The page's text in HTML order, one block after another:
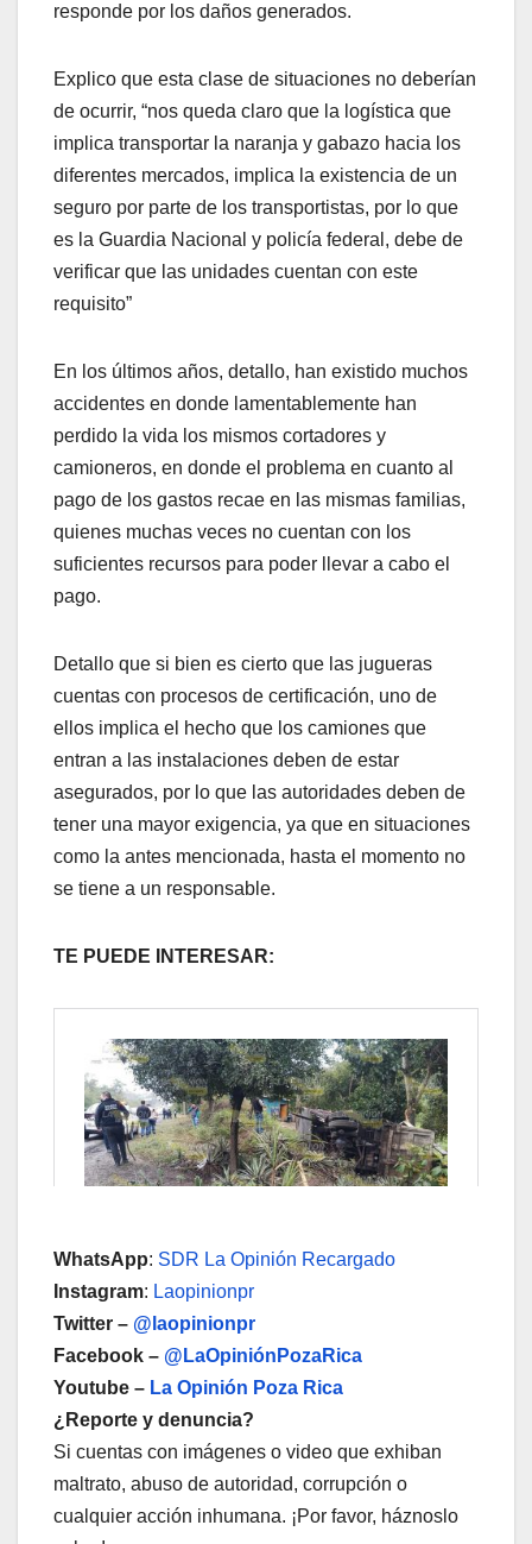
responde por los daños generados.
Explico que esta clase de situaciones no deberían
de ocurrir, “nos queda claro que la logística que
implica transportar la naranja y gabazo hacia los
diferentes mercados, implica la existencia de un
seguro por parte de los transportistas, por lo que
es la Guardia Nacional y policía federal, debe de
verificar que las unidades cuentan con este
requisito”
En los últimos años, detallo, han existido muchos
accidentes en donde lamentablemente han
perdido la vida los mismos cortadores y
camioneros, en donde el problema en cuanto al
pago de los gastos recae en las mismas familias,
quienes muchas veces no cuentan con los
suficientes recursos para poder llevar a cabo el
pago.
Detallo que si bien es cierto que las jugueras
cuentas con procesos de certificación, uno de
ellos implica el hecho que los camiones que
entran a las instalaciones deben de estar
asegurados, por lo que las autoridades deben de
tener una mayor exigencia, ya que en situaciones
como la antes mencionada, hasta el momento no
se tiene a un responsable.
TE PUEDE INTERESAR:
WhatsApp: SDR La Opinión Recargado
Instagram: Laopinionpr
Twitter – @laopinionpr
Facebook – @LaOpiniónPozaRica
Youtube – La Opinión Poza Rica
¿Reporte y denuncia?
Si cuentas con imágenes o video que exhiban
maltrato, abuso de autoridad, corrupción o
cualquier acción inhumana. ¡Por favor, háznoslo